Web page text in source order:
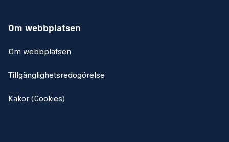
Om webbplatsen
Om webbplatsen
Tillgänglighetsredogörelse
Kakor (Cookies)